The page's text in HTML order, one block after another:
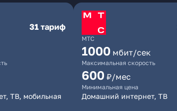
31 тариф
ТВ, мобильная
МТС
1000 мбит/сек
Максимальная скорость
600 ₽/мес
Минимальная цена
Домашний интернет, ТВ